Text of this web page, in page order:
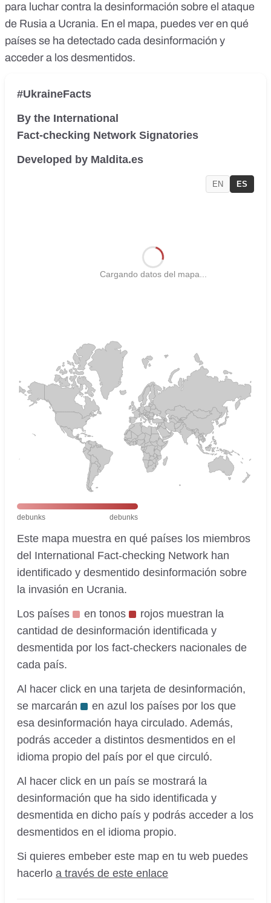
para luchar contra la desinformación sobre el ataque
de Rusia a Ucrania. En el mapa, puedes ver en qué
países se ha detectado cada desinformación y
acceder a los desmentidos.
#UkraineFacts
By the International
Fact-checking Network Signatories
Developed by Maldita.es
EN ES
Cargando datos del mapa...
debunks debunks
Este mapa muestra en qué países los miembros
del International Fact-checking Network han
identificado y desmentido desinformación sobre
la invasión en Ucrania.
Los países
en tonos
rojos muestran la
cantidad de desinformación identificada y
desmentida por los fact-checkers nacionales de
cada país.
Al hacer click en una tarjeta de desinformación,
se marcarán
en azul los países por los que
esa desinformación haya circulado. Además,
podrás acceder a distintos desmentidos en el
idioma propio del país por el que circuló.
Al hacer click en un país se mostrará la
desinformación que ha sido identificada y
desmentida en dicho país y podrás acceder a los
desmentidos en el idioma propio.
Si quieres embeber este map en tu web puedes
hacerlo a través de este enlace